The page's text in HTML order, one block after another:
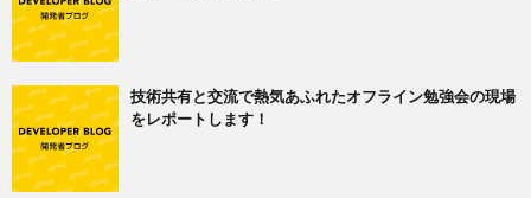
技術共有と交流で熱気あふれたオフライン勉強会の現場
をレポートします！